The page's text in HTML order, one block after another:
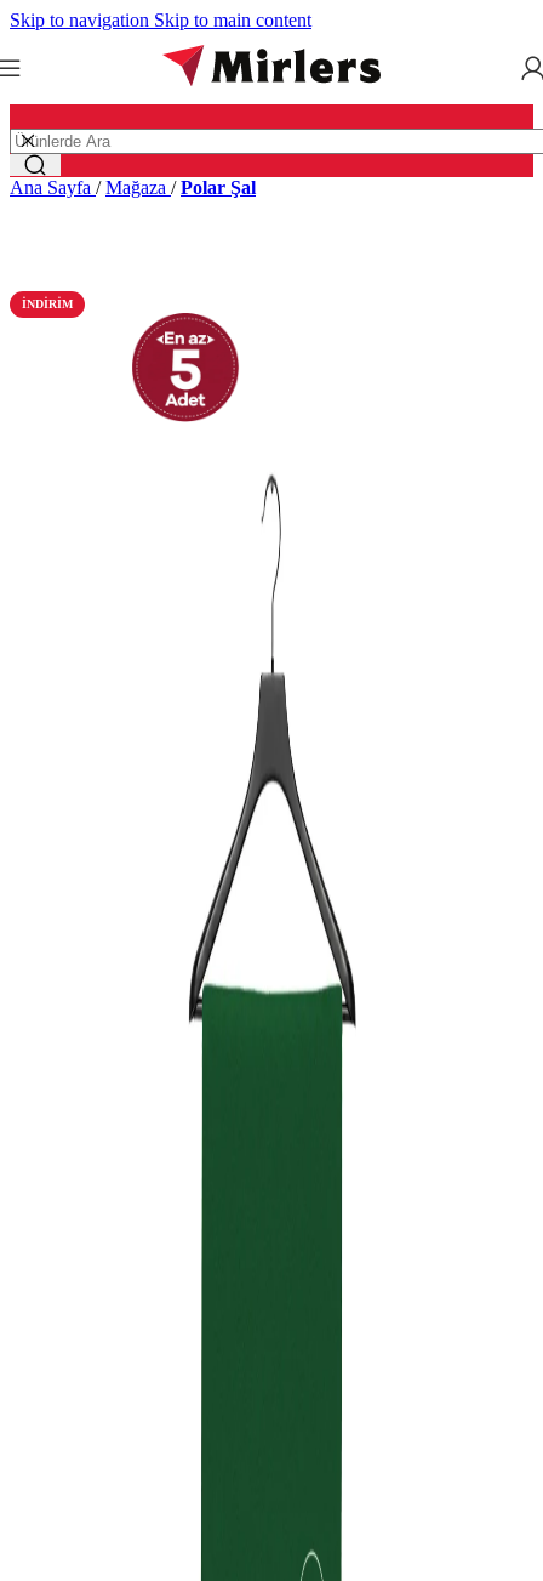
Skip to navigation Skip to main content
Ana Sayfa / Mağaza / Polar Şal
İNDIRIM